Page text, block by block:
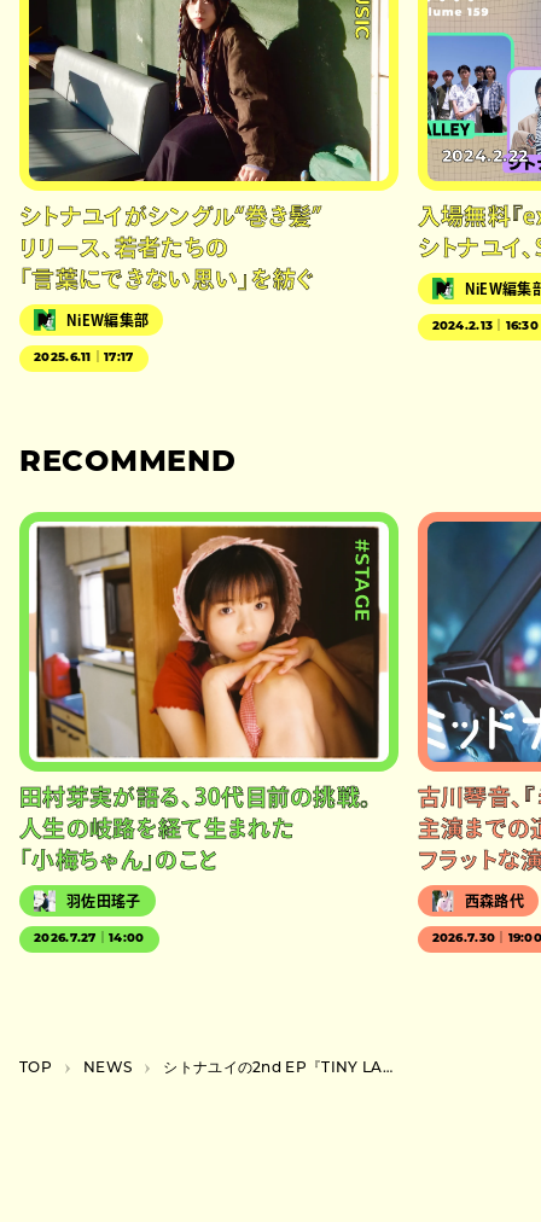
シトナユイがシングル“巻き髪”
リリース、若者たちの
「言葉にできない思い」を紡ぐ
NiEW編集部
2025.6.11｜17:17
2024.2.22
入場無料『
シトナユイ
NiEW編集
2024.2.13｜16:30
RECOMMEND
#STAGE
田村芽実が語る、30代目前の挑戦。
人生の岐路を経て生まれた
「小梅ちゃん」のこと
羽佐田瑤子
2026.7.27｜14:00
古川琴音、
主演までの
フラットな
西森路代
2026.7.30｜
TOP NEWS シトナユイの2nd EP『TINY LAND』3月にリリース決定、東京＆大阪でリリパも